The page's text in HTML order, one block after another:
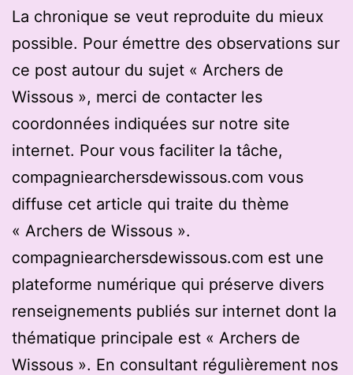
La chronique se veut reproduite du mieux
possible. Pour émettre des observations sur
ce post autour du sujet « Archers de
Wissous », merci de contacter les
coordonnées indiquées sur notre site
internet. Pour vous faciliter la tâche,
compagniearchersdewissous.com vous
diffuse cet article qui traite du thème
« Archers de Wissous ».
compagniearchersdewissous.com est une
plateforme numérique qui préserve divers
renseignements publiés sur internet dont la
thématique principale est « Archers de
Wissous ». En consultant régulièrement nos